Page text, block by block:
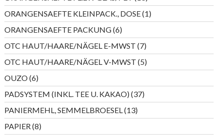
Produkte
ORANGENSAEFTE KLEINPACK., DOSE 11
Produkt
ORANGENSAEFTE PACKUNG 66
Produkte
OTC HAUT/HAARE/NÄGEL E-MWST 77
Produkte
OTC HAUT/HAARE/NÄGEL V-MWST 55
Produkte
OUZO 66
Produkte
PADSYSTEM (INKL. TEE U. KAKAO) 3737
Produkte
PANIERMEHL, SEMMELBROESEL 1313
Produkte
PAPIER 88